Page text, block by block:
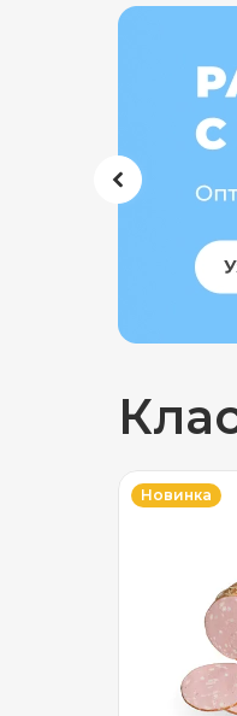
Новинка